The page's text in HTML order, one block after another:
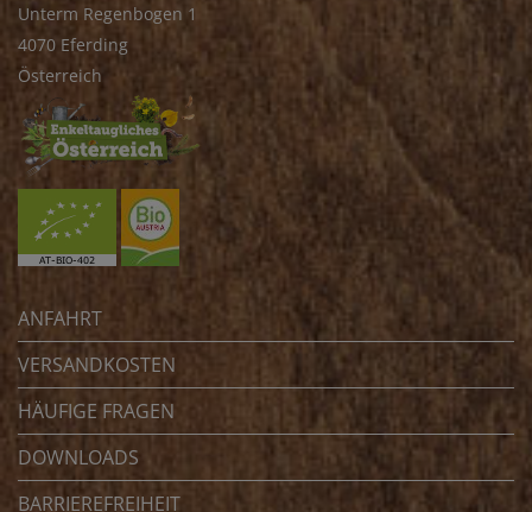
Unterm Regenbogen 1
4070 Eferding
Österreich
ANFAHRT
VERSANDKOSTEN
HÄUFIGE FRAGEN
DOWNLOADS
BARRIEREFREIHEIT